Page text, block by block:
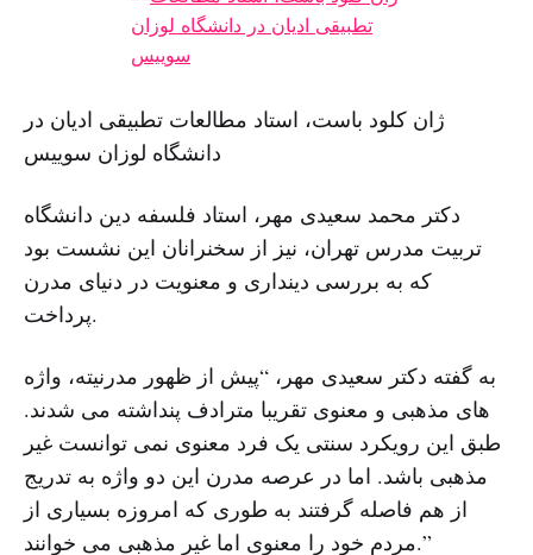
ژان کلود باست، استاد مطالعات تطبیقی ادیان در
دانشگاه لوزان سوییس
دکتر محمد سعیدی مهر، استاد فلسفه دین دانشگاه
تربیت مدرس تهران، نیز از سخنرانان این نشست بود
که به بررسی دینداری و معنویت در دنیای مدرن
پرداخت.
به گفته دکتر سعیدی مهر، “پیش از ظهور مدرنیته، واژه
های مذهبی و معنوی تقریبا مترادف پنداشته می شدند.
طبق این رویکرد سنتی یک فرد معنوی نمی توانست غیر
مذهبی باشد. اما در عرصه مدرن این دو واژه به تدریج
از هم فاصله گرفتند به طوری که امروزه بسیاری از
مردم خود را معنوی اما غیر مذهبی می خوانند.”